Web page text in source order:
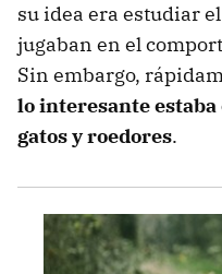
su idea era estudiar
jugaban en el
Sin embargo,
lo interesante
gatos y roedores.